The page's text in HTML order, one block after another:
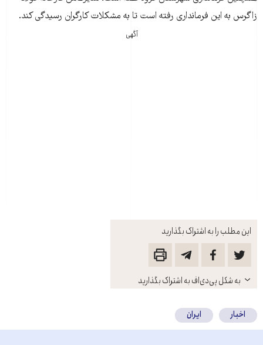
این مطلب را به اشتراک بگذارید
باز
کنید
به شکل پی‌دی‌اف به اشتراک بگذارید
زاگرس به اين فرمانداری رفته است تا به مشکلات کارگران رسيدگی کند.
آگهی
اخبار ایران